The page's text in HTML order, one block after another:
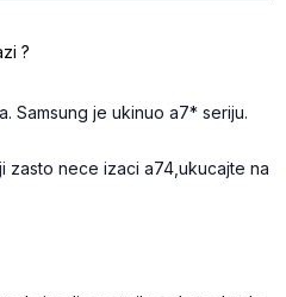
?
Samsung je ukinuo a7* seriju.
zasto nece izaci a74,ukucajte na